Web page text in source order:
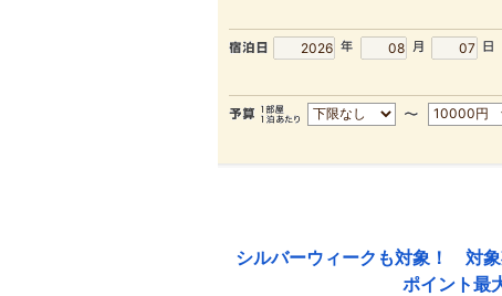
シルバーウィークも対象！ 対
ポイント最